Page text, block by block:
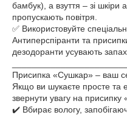
бамбук), а взуття – зі шкіри
пропускають повітря.
✅ Використовуйте
Антиперспіранти та
дезодоранти усувають запах.
Присипка «Сушкар» – ваш
Якщо ви шукаєте просте та
звернути увагу на
✔️ Вбирає вологу,